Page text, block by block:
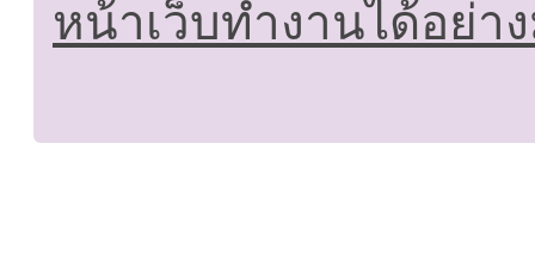
หน้าเว็บทำงานได้อย่า